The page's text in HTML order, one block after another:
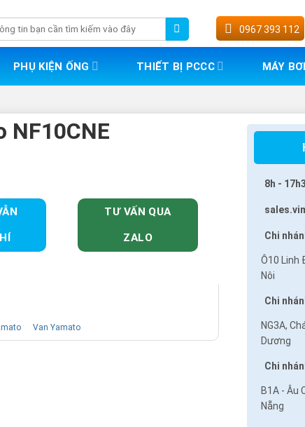
0967 393 112
PHỤ KIỆN ỐNG THIẾT BỊ PCCC MÁY
NF10CNE
Van Yamato
TƯ VẤN QUA
ZALO
8h -
Chi
Ô10 Linh
Nôi
Chi
NG3A,
Dương
Chi
B1A - Âu
Nẵng